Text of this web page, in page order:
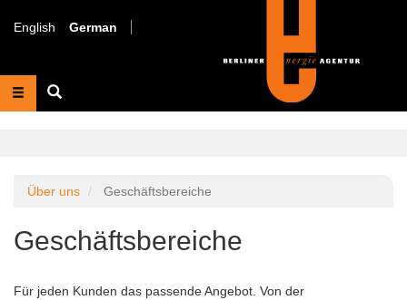
zum
Suche
English German
Über uns Geschäftsbereiche
Geschäftsbereiche
Für jeden Kunden das passende Angebot. Von der